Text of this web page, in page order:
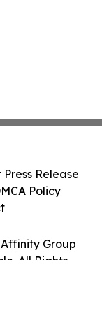
Group
All Rights
Release
Policy